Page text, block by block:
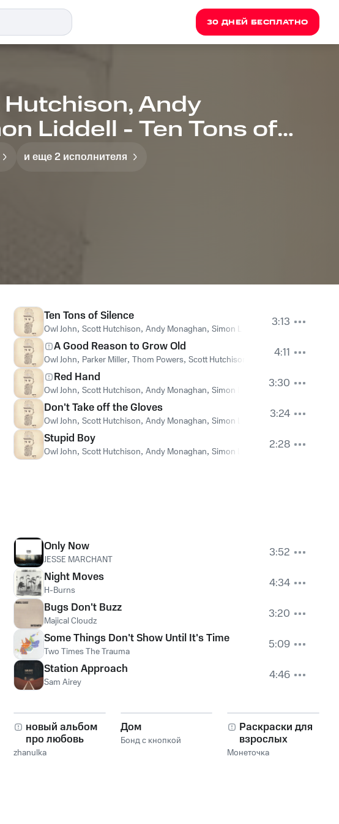
30 ДНЕЙ БЕСПЛАТНО
Andy
Liddell - Ten Tons of
и еще 2 исполнителя
Ten Tons of Silence
Owl John, Scott Hutchison, Andy Monaghan, Simon Liddell
3:13
A Good Reason to Grow Old
Owl John, Parker Miller, Thom Powers, Scott Hutchison
4:11
Red Hand
Owl John, Scott Hutchison, Andy Monaghan, Simon Liddell
3:30
Don't Take off the Gloves
Owl John, Scott Hutchison, Andy Monaghan, Simon Liddell
3:24
Stupid Boy
Owl John, Scott Hutchison, Andy Monaghan, Simon Liddell 2:28
Only Now
JESSE MARCHANT
3:52
Night Moves
H-Burns
4:34
Bugs Don't Buzz
Majical Cloudz
3:20
Some Things Don't Show Until It's Time
Two Times The Trauma
5:09
Station Approach
Sam Airey 4:46
новый альбом
про любовь
zhanulka
Дом
Бонд с кнопкой
Раскраски для
взрослых
Монеточка